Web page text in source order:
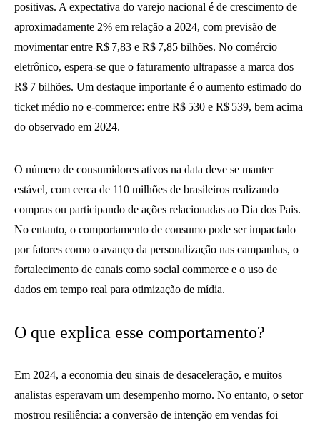
positivas. A expectativa do varejo nacional é de crescimento de
aproximadamente 2% em relação a 2024, com previsão de
movimentar entre R$ 7,83 e R$ 7,85 bilhões. No comércio
eletrônico, espera-se que o faturamento ultrapasse a marca dos
R$ 7 bilhões. Um destaque importante é o aumento estimado do
ticket médio no e-commerce: entre R$ 530 e R$ 539, bem acima
do observado em 2024.
O número de consumidores ativos na data deve se manter
estável, com cerca de 110 milhões de brasileiros realizando
compras ou participando de ações relacionadas ao Dia dos Pais.
No entanto, o comportamento de consumo pode ser impactado
por fatores como o avanço da personalização nas campanhas, o
fortalecimento de canais como social commerce e o uso de
dados em tempo real para otimização de mídia.
O que explica esse comportamento?
Em 2024, a economia deu sinais de desaceleração, e muitos
analistas esperavam um desempenho morno. No entanto, o setor
mostrou resiliência: a conversão de intenção em vendas foi